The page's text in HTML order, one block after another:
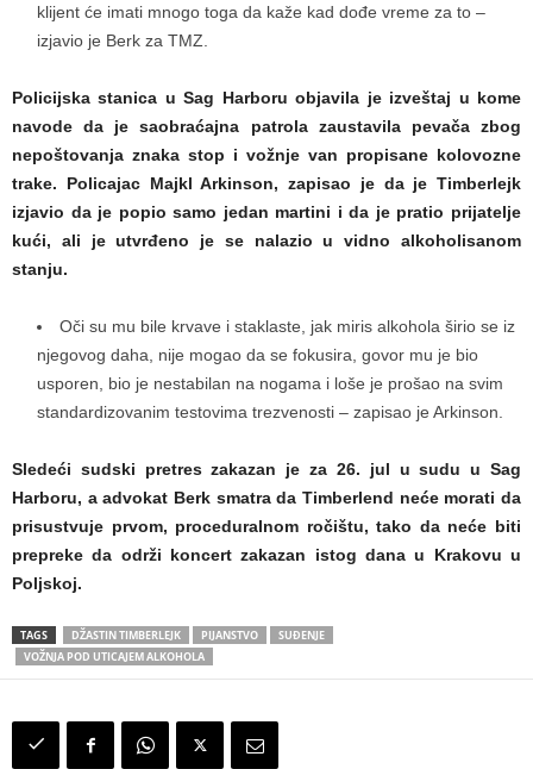
klijent će imati mnogo toga da kaže kad dođe vreme za to –
izjavio je Berk za TMZ.
Policijska stanica u Sag Harboru objavila je izveštaj u kome
navode da je saobraćajna patrola zaustavila pevača zbog
nepoštovanja znaka stop i vožnje van propisane kolovozne
trake. Policajac Majkl Arkinson, zapisao je da je Timberlejk
izjavio da je popio samo jedan martini i da je pratio prijatelje
kući, ali je utvrđeno je se nalazio u vidno alkoholisanom
stanju.
Oči su mu bile krvave i staklaste, jak miris alkohola širio se iz
njegovog daha, nije mogao da se fokusira, govor mu je bio
usporen, bio je nestabilan na nogama i loše je prošao na svim
standardizovanim testovima trezvenosti – zapisao je Arkinson.
Sledeći sudski pretres zakazan je za 26. jul u sudu u Sag
Harboru, a advokat Berk smatra da Timberlend neće morati da
prisustvuje prvom, proceduralnom ročištu, tako da neće biti
prepreke da održi koncert zakazan istog dana u Krakovu u
Poljskoj.
TAGS DŽASTIN TIMBERLEJK PIJANSTVO
SUĐENJE
VOŽNJA POD UTICAJEM ALKOHOLA